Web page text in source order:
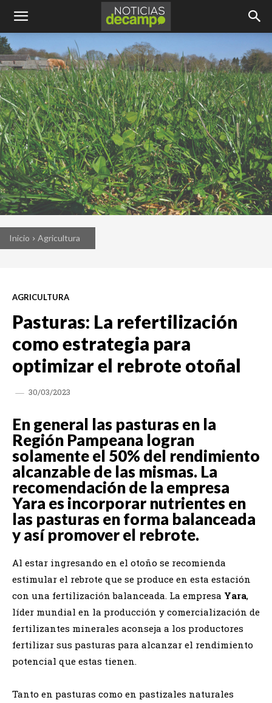
Inicio Agricultura
AGRICULTURA
Pasturas: La refertilización
como estrategia para
optimizar el rebrote otoñal
30/03/2023
En general las pasturas en la
Región Pampeana logran
solamente el 50% del rendimiento
alcanzable de las mismas. La
recomendación de la empresa
Yara es incorporar nutrientes en
las pasturas en forma balanceada
y así promover el rebrote.
Al estar ingresando en el otoño se recomienda
estimular el rebrote que se produce en esta estación
con una fertilización balanceada. La empresa Yara,
líder mundial en la producción y comercialización de
fertilizantes minerales aconseja a los productores
fertilizar sus pasturas para alcanzar el rendimiento
potencial que estas tienen.
Tanto en pasturas como en pastizales naturales